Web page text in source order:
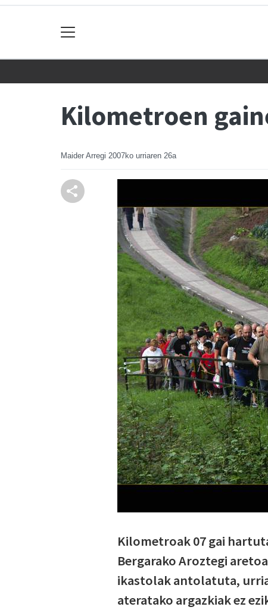
Kilometroen
Maider Arregi 2007ko urriaren 26a
Kilometroak 07 gai
Bergarako Aroztegi
ikastolak antolatuta,
ateratako argazkiak ez